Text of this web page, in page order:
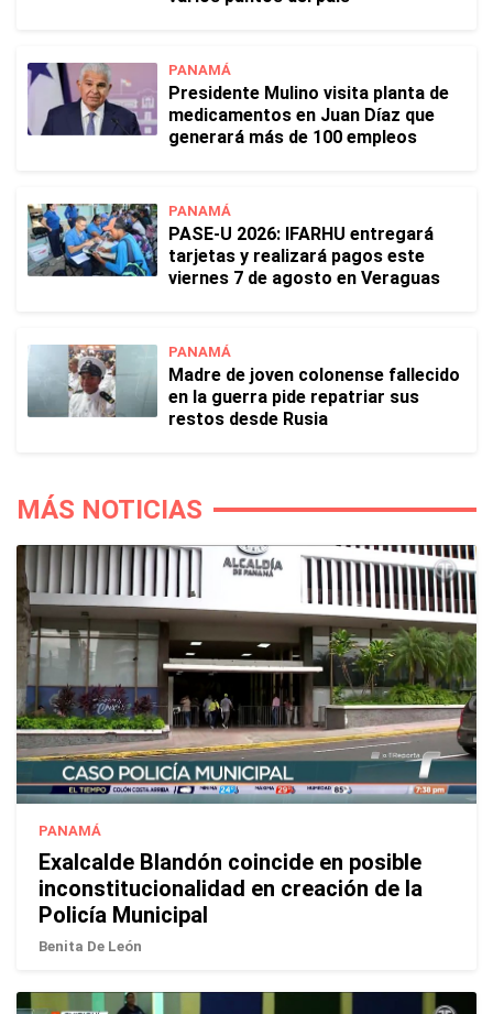
PANAMÁ
Presidente Mulino visita planta de
medicamentos en Juan Díaz que
generará más de 100 empleos
PANAMÁ
PASE-U 2026: IFARHU entregará
tarjetas y realizará pagos este
viernes 7 de agosto en Veraguas
PANAMÁ
Madre de joven colonense fallecido
en la guerra pide repatriar sus
restos desde Rusia
MÁS NOTICIAS
PANAMÁ
Exalcalde Blandón coincide en posible
inconstitucionalidad en creación de la
Policía Municipal
Benita De León